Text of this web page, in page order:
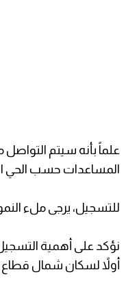
علماً بأنه سيتم
المساعدات حسب الحي
للتسجيل، يرجى ملء
نؤكد على أهمية التسجيل
أولاً لسكان شمال قطاع